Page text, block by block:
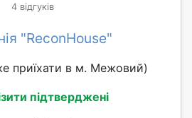
4 відгуків
"ReconHouse"
приїхати в м. Межовий)
підтверджені